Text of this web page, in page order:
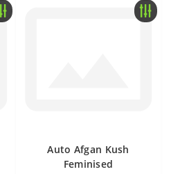
Auto Afgan Kush
Feminised